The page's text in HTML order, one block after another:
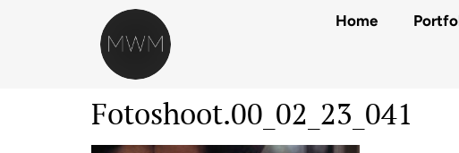
Home
Fotoshoot.00_02_23_041